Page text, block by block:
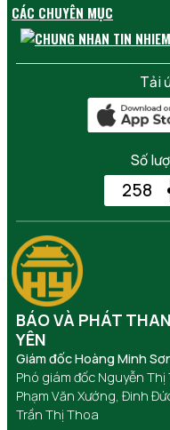
CÁC CHUYÊN MỤC
Tải
Số
258
BÁO VÀ PHÁT
YÊN
Giám đốc Hoàng Minh
Phó giám đốc Nguyễn
Phạm Văn Xướng, Đinh
Trần Thị Thoa